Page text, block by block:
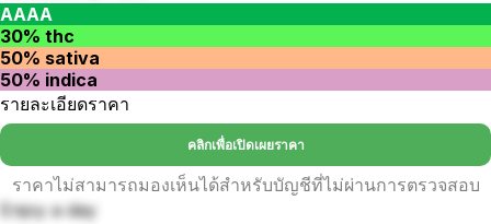
AAAA
30% thc
50% sativa
50% indica
รายละเอียดราคา
คลิกเพื่อเปิดเผยราคา
ราคาไม่สามารถมองเห็นได้สำหรับบัญชีที่ไม่ผ่านการตรวจสอบ
Enjoy a day